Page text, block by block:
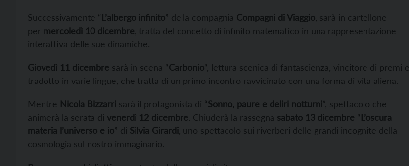
Successivamente “L’albergo infinito” della compagnia Compagni di Viaggio , sarà in cartellone
per mercoledì 10 dicembre , tratta del concetto di infinito matematico in una rappresentazione
interattiva delle sue dinamiche.
Giovedì 11 dicembre sarà in scena “Carbonio“, lettura scenica di fantascienza, vincitore di premi e
tradotto in varie lingue, che tratta di un primo incontro ravvicinato con una forma di vita aliena.
Mentre Nicola Bizzarri sarà il protagonista di “Sonno, paure e deliri notturni”, spettacolo che
animerà la serata di venerdì 12 dicembre. Chiuderà la rassegna sabato 13 dicembre “L’oscura
materia l’universo e io” di Silvia Girardi , uno spettacolo sui riverberi delle grandi incognite della
cosmologia sul nostro immaginario.